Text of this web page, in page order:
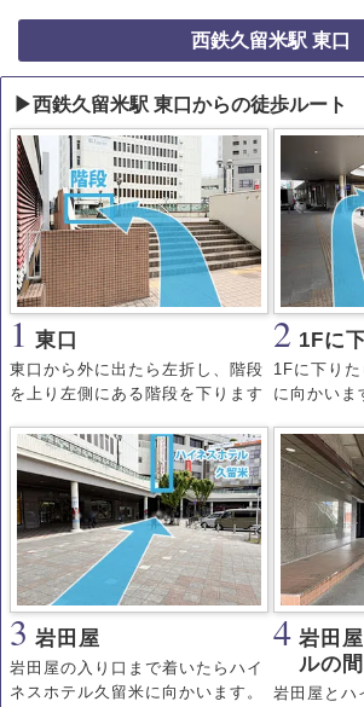
西鉄久留米駅 東口
▶西鉄久留米駅 東口からの徒歩ルート
1 東口
東口から外に出たら左折し、階段
を上り左側にある階段を下ります
2 1Fに
1Fに下り
に向かいま
3 岩田屋
岩田屋の入り口まで着いたらハイ
ネスホテル久留米に向かいます。
4 岩田
ルの
岩田屋とハ